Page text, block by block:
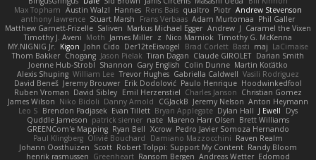
Max Topham Austin Walzl Hannes Rens Bais qualtro Piotr Andrew Stevenson
anthony lawrence Stuart Marsh Frans Verbaas Adam Murtomaa Phil Galler
Matthew Garnett-Frizelle Saliven Markus Michael Egger Andrew J Caramel the Vixen
Timothy J. Aveni Moth James Miller z Nico Marniok Timothy G. McKenna
MY.NIGNIG Jr. Kigon John Cido Der12teEisvogel Brad Corlett Basti maj LaCimaise
Thom Bakker Chogang Jason Pielak Tiran Dagan Claude GIROLET Darian Smith
Joenne Hub-Strobl Shannon Gary English Colin Dunne Martin Koťátko
Alexis Shuping William Lee Trevor Hughes Gabriella Caldwell Vasili Rodriguez
David Beneš Jeremy Brouwer Erik Dodolović Paulo Henrique Hoodwinkedfool
Ruben Vroman David Sibley Emil Herzenstiel Charles Janson Christian Gomez
James Wilson Niko Bidoli Danny Arnold CGJackB Jeremy Nelson Anton Heymann
Leo S Brendon Padjasek Evan Tillett Bryan Applegate Dylan Hall J Ewell
Dys
Quddle Jameson patrick siemer nate Mareno Harr Olsen Brett Williams
GREENCom'e Mapping Ryan Bell Xcrow Pedro Javier Somoza Hernando
Paul Klingberg Olivié Bouchard Damiano Mazzocchini Raven Realm
Johann Oosthuizen Scott Robert Tolppi: Support My Content Randy Bloom
henrik rasmussen Greenheart Ransom Bergen Andreas Wetter Edomod